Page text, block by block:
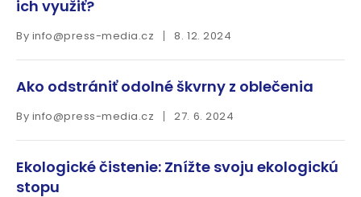
ich využiť?
By info@press-media.cz 8. 12. 2024
Ako odstrániť odolné škvrny z oblečenia
By info@press-media.cz 27. 6. 2024
Ekologické čistenie: Znížte svoju ekologickú
stopu